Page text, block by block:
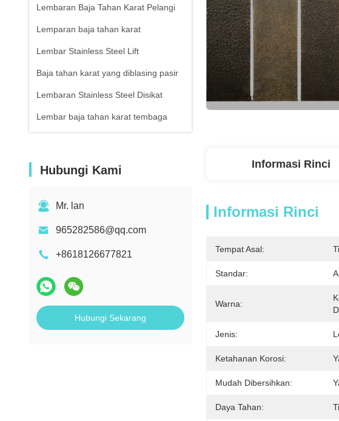
Lembaran Baja Tahan Karat Pelangi
Lemparan baja tahan karat
Lembar Stainless Steel Lift
Baja tahan karat yang diblasing pasir
Lembaran Stainless Steel Disikat
Lembar baja tahan karat tembaga
Hubungi Kami
Mr. lan
965282586@qq.com
+8618126677821
Hubungi Sekarang
Informasi Rinci
Informasi Rinci
Tempat Asal:
Standar:
Warna:
Jenis:
Ketahanan Korosi:
Mudah Dibersihkan:
Daya Tahan: